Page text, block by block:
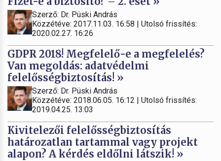
Szerző: Dr. Püski András
Közzétéve: 2017.11.03. 16:58 | Utolsó frissítés:
2020.02.27. 16:26
GDPR 2018! Megfelelő-e a megfelelés?
Van megoldás: adatvédelmi
felelősségbiztosítás! »
Szerző: Dr. Püski András
Közzétéve: 2018.06.05. 16:12 | Utolsó frissítés:
2019.04.25. 13:03
Kivitelezői felelősségbiztosítás
határozatlan tartammal vagy projekt
alapon? A kérdés eldőlni látszik! »